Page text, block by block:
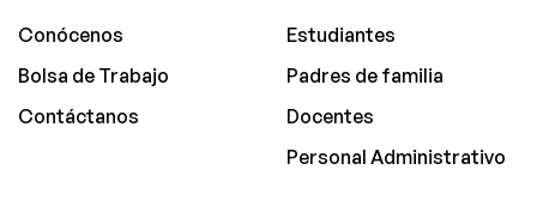
Conócenos
Bolsa de Trabajo
Contáctanos
Estudiantes
Padres de familia
Docentes
Personal Administrativo